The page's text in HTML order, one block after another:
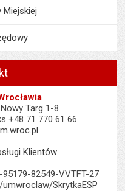
Miejskiej
Targ 1-8
+48 71 770 61 66
Klientów
95179-82549-VVTFT-27
/umwroclaw/SkrytkaESP